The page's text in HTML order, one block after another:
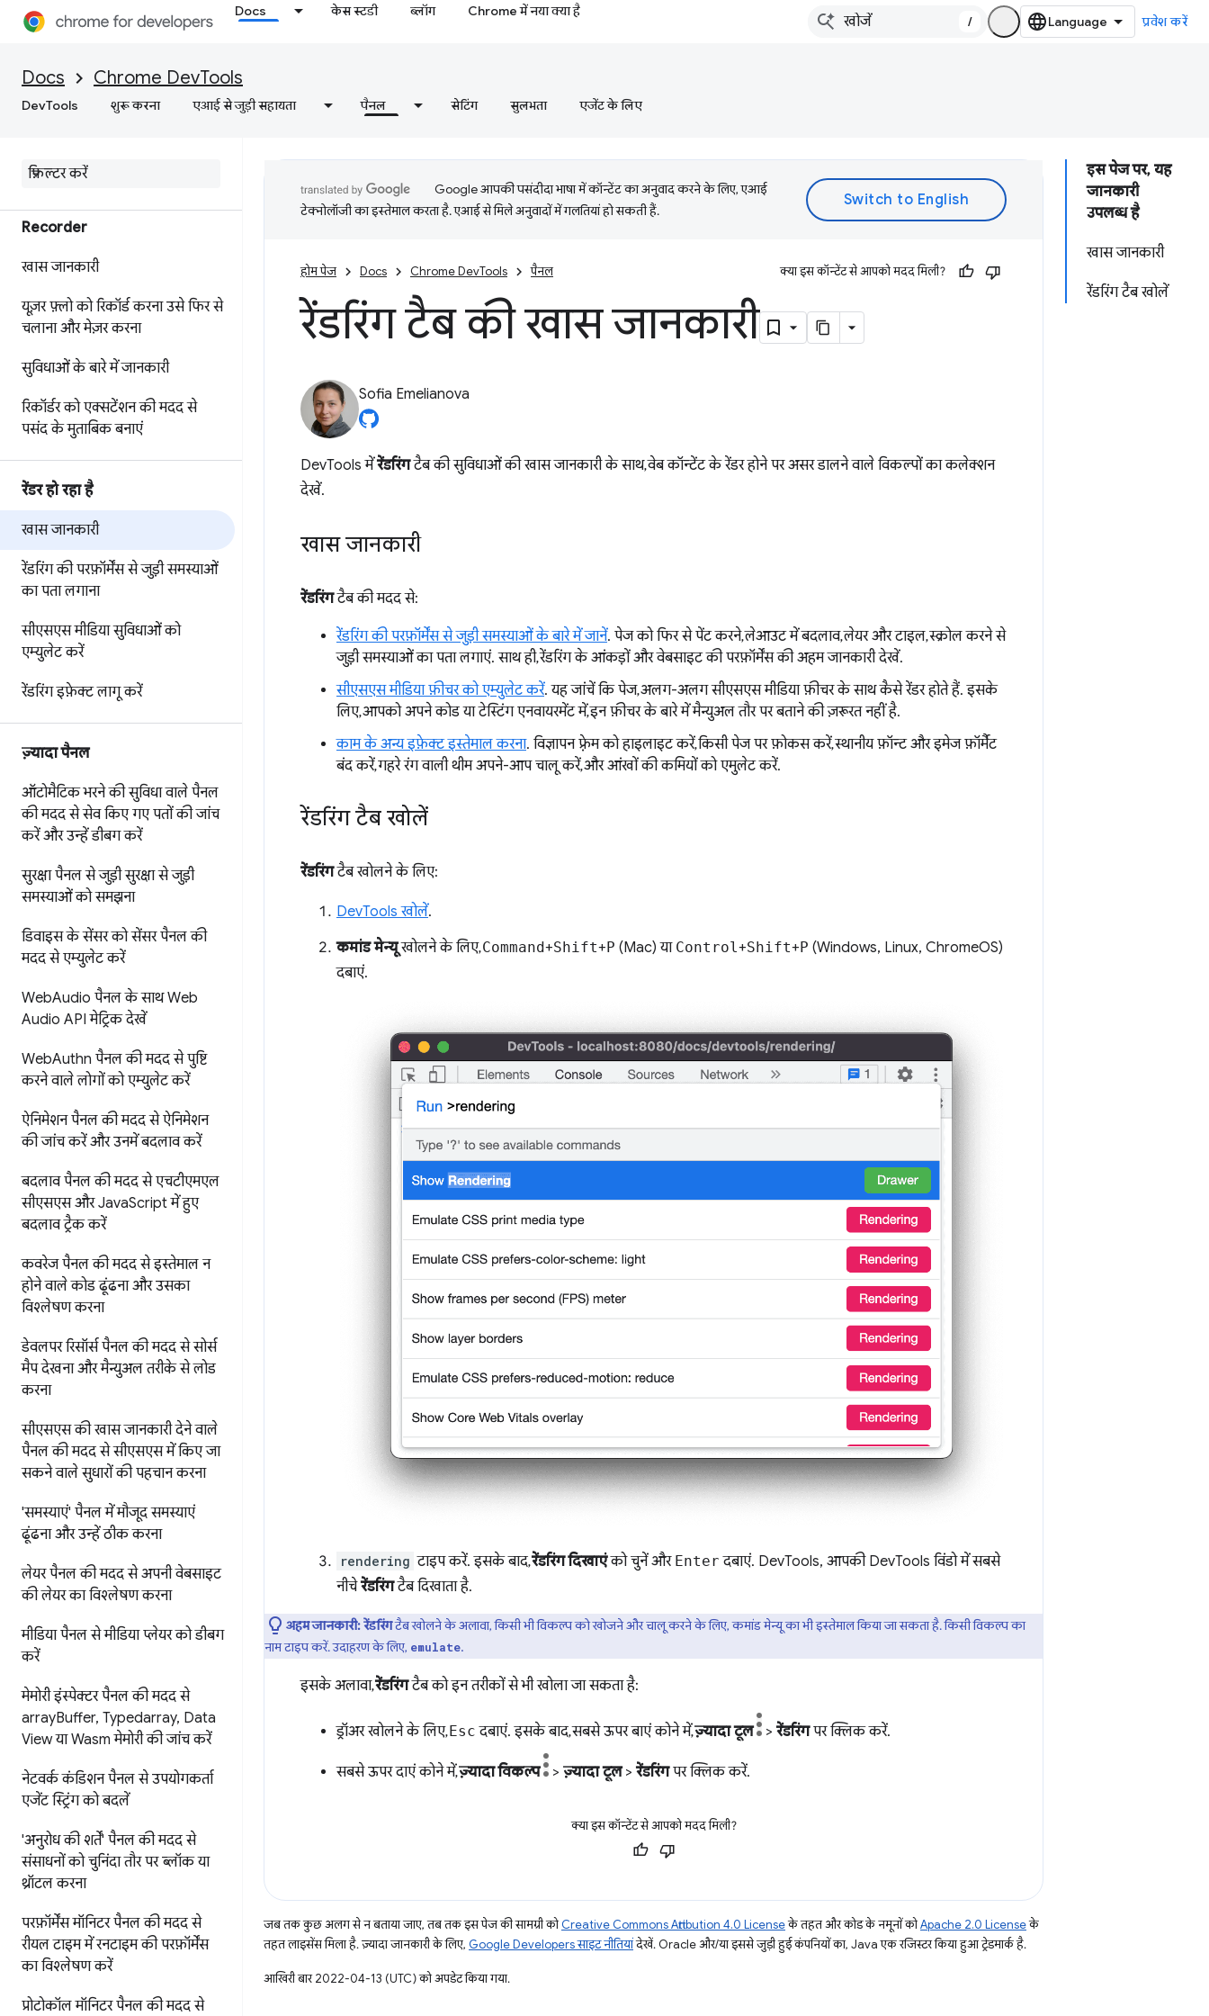
Docs केस स्टडी ब्लॉग Chrome में नया क्या है
/ प्रवेश करें
Docs Chrome DevTools
DevTools शुरू करना एआई से जुड़ी सहायता पैनल सेटिंग सुलभता एजेंट के लिए
WebMCP टूल डीबग करना
बैकग्राउंड की सेवाओं को डीबग करना
फ़्रेम की जानकारी देखें
डेटा देखें
Recorder
खास जानकारी
यूज़र फ़्लो को रिकॉर्ड करनाउसे फिर से
चलानाऔर मेज़र करना
सुविधाओं के बारे में जानकारी
रिकॉर्डर को एक्सटेंशन की मदद से
पसंद के मुताबिक बनाएं
रेंडर हो रहा है
खास जानकारी
रेंडरिंग की परफ़ॉर्मेंस से जुड़ी समस्याओं
का पता लगाना
सीएसएस मीडिया सुविधाओं को
एम्युलेट करें
रेंडरिंग इफ़ेक्ट लागू करें
ज़्यादा पैनल
ऑटोमैटिक भरने की सुविधा वाले पैनल
की मदद सेसेव किए गए पतों की जांच
करें और उन्हें डीबग करें
सुरक्षा पैनल से जुड़ी सुरक्षा से जुड़ी
समस्याओं को समझना
डिवाइस के सेंसर को सेंसर पैनल की
मदद से एम्युलेट करें
WebAudio पैनल के साथ Web
Audio API मेट्रिक देखें
WebAuthn पैनल की मदद सेपुष्टि
करने वाले लोगों को एम्युलेट करें
ऐनिमेशन पैनल की मदद सेऐनिमेशन
की जांच करें और उनमें बदलाव करें
बदलाव पैनल की मदद से एचटीएमएल
सीएसएसऔर JavaScript में हुए
बदलाव ट्रैक करें
कवरेज पैनल की मदद सेइस्तेमाल न
होने वाले कोड ढूंढना और उसका
विश्लेषण करना
डेवलपर रिसॉर्स पैनल की मदद सेसोर्स
मैप देखना और मैन्युअल तरीके से लोड
करना
सीएसएस की खास जानकारी देने वाले
पैनल की मदद सेसीएसएस में किए जा
सकने वाले सुधारों की पहचान करना
'समस्याएं' पैनल में मौजूद समस्याएं
ढूंढना और उन्हें ठीक करना
लेयर पैनल की मदद सेअपनी वेबसाइट
की लेयर का विश्लेषण करना
मीडिया पैनल से मीडिया प्लेयर को डीबग
करें
मेमोरी इंस्पेक्टर पैनल की मदद से
arrayBuffer, Typedarray, Data
View या Wasm मेमोरी की जांच करें
नेटवर्क कंडिशन पैनल से उपयोगकर्ता
एजेंट स्ट्रिंग को बदलें
'अनुरोध की शर्तें' पैनल की मदद से
संसाधनों को चुनिंदा तौर पर ब्लॉक या
थ्रॉटल करना
परफ़ॉर्मेंस मॉनिटर पैनल की मदद से
रीयल टाइम में रनटाइम की परफ़ॉर्मेंस
का विश्लेषण करें
प्रोटोकॉल मॉनिटर पैनल की मदद से
इस पेज पर, यह
जानकारी
उपलब्ध है
खास जानकारी
रेंडरिंग टैब खोलें
Google आपकी पसंदीदा भाषा में कॉन्टेंट का अनुवाद करने के लिए, एआई
टेक्नोलॉजी का इस्तेमाल करता है. एआई से मिले अनुवादों में गलतियां हो सकती हैं.
होम पेज Docs Chrome DevTools पैनल क्या इस कॉन्टेंट से आपको मदद मिली?
रेंडरिंग टैब की खास जानकारी
Sofia Emelianova
DevTools मेंरेंडरिंगटैब की सुविधाओं की खास जानकारी के साथ, वेब कॉन्टेंट के रेंडर होने पर असर डालने वाले विकल्पों का कलेक्शन
देखें.
खास जानकारी
रेंडरिंगटैब की मदद से:
रेंडरिंग की परफ़ॉर्मेंस से जुड़ी समस्याओं के बारे में जानें. पेज को फिर से पेंट करने, लेआउट में बदलाव, लेयर और टाइल, स्क्रोल करने से
जुड़ी समस्याओं का पता लगाएं. साथ ही, रेंडरिंग के आंकड़ों और वेबसाइट की परफ़ॉर्मेंस की अहम जानकारी देखें.
सीएसएस मीडिया फ़ीचर को एम्युलेट करें. यह जांचें कि पेज, अलग-अलग सीएसएस मीडिया फ़ीचर के साथ कैसे रेंडर होते हैं. इसके
लिए, आपको अपने कोड या टेस्टिंग एनवायरमेंट में, इन फ़ीचर के बारे में मैन्युअल तौर पर बताने की ज़रूरत नहीं है.
काम के अन्य इफ़ेक्ट इस्तेमाल करना. विज्ञापन फ़्रेम को हाइलाइट करें, किसी पेज पर फ़ोकस करें, स्थानीय फ़ॉन्ट और इमेज फ़ॉर्मैट
बंद करें, गहरे रंग वाली थीम अपने-आप चालू करें, और आंखों की कमियों को एमुलेट करें.
रेंडरिंग टैब खोलें
रेंडरिंगटैब खोलने के लिए:
DevTools खोलें.
कमांड मेन्यूखोलने के लिए,Command+Shift+P (Mac) या Control+Shift+P (Windows, Linux, ChromeOS)
दबाएं.
rendering टाइप करें. इसके बाद,रेंडरिंग दिखाएंको चुनें और Enter दबाएं. DevTools, आपकी DevTools विंडो में सबसे
नीचेरेंडरिंगटैब दिखाता है.
अहम जानकारी:रेंडरिंगटैब खोलने के अलावा, किसी भी विकल्प को खोजने और चालू करने के लिए, कमांड मेन्यू का भी इस्तेमाल किया जा सकता है. किसी विकल्प का
नाम टाइप करें. उदाहरण के लिए, emulate.
इसके अलावा,रेंडरिंगटैब को इन तरीकों से भी खोला जा सकता है:
ड्रॉअर खोलने के लिए,Esc दबाएं. इसके बाद, सबसे ऊपर बाएं कोने में,ज़्यादा टूल > रेंडरिंगपर क्लिक करें.
सबसे ऊपर दाएं कोने में,ज़्यादा विकल्प > ज़्यादा टूल> रेंडरिंगपर क्लिक करें.
क्या इस कॉन्टेंट से आपको मदद मिली?
जब तक कुछ अलग से न बताया जाए, तब तक इस पेज की सामग्री कोCreative Commons Attribution 4.0 Licenseके तहत और कोड के नमूनों कोApache 2.0 Licenseके
तहत लाइसेंस मिला है. ज़्यादा जानकारी के लिए, Google Developers साइट नीतियांदेखें. Oracle और/या इससे जुड़ी हुई कंपनियों का, Java एक रजिस्टर किया हुआ ट्रेडमार्क है.
आखिरी बार 2022-04-13 (UTC) को अपडेट किया गया.